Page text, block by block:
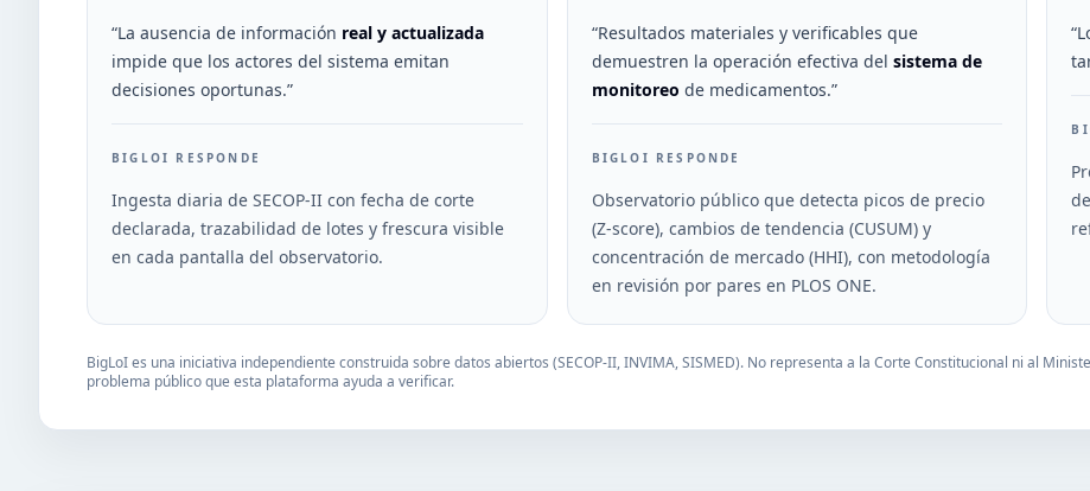
“La ausencia de información real y actualizada
impide que los actores del sistema emitan
decisiones oportunas.”
BIGLOI RESPONDE
Ingesta diaria de SECOP-II con fecha de corte
declarada, trazabilidad de lotes y frescura visible
en cada pantalla del observatorio.
“Resultados materiales y verificables que
demuestren la operación efectiva del sistema de
monitoreo de medicamentos.”
BIGLOI RESPONDE
Observatorio público que detecta picos de precio
(Z-score), cambios de tendencia (CUSUM) y
concentración de mercado (HHI), con metodología
en revisión por pares en PLOS ONE.
BigLoI es una iniciativa independiente construida sobre datos abiertos (SECOP-II, INVIMA, SISMED). No representa a la Corte Constitucional ni al
problema público que esta plataforma ayuda a verificar.